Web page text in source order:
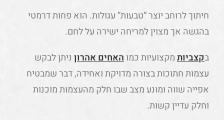
חיתוך לרוחב יוצר “טבעות” עגולות. הוא פחות דרמטי
בהגשה אך מצוין למריחה ישירה על לחם.
בקצביותמקצועיות כמוהאחים אהרון ניתן לבקש
עצמות חתוכות בצורה מדויקת ואחידה, דבר שמבטיח
אפייה שווה ומונע מצב שבו חלק מהעצמות מוכנות
וחלק עדיין קשות.